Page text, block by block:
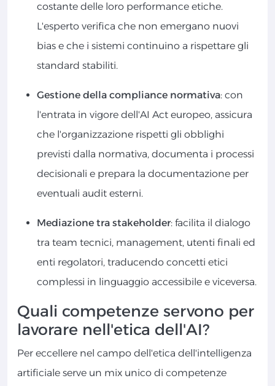
costante delle loro performance etiche.
L'esperto verifica che non emergano nuovi
bias e che i sistemi continuino a rispettare gli
standard stabiliti.
Gestione della compliance normativa: con
l'entrata in vigore dell'AI Act europeo, assicura
che l'organizzazione rispetti gli obblighi
previsti dalla normativa, documenta i processi
decisionali e prepara la documentazione per
eventuali audit esterni.
Mediazione tra stakeholder: facilita il dialogo
tra team tecnici, management, utenti finali ed
enti regolatori, traducendo concetti etici
complessi in linguaggio accessibile e viceversa.
Quali competenze servono per
lavorare nell'etica dell'AI?
Per eccellere nel campo dell'etica dell'intelligenza
artificiale serve un mix unico di competenze